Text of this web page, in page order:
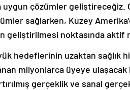
uygun çözümler geliştireceğiz.
sağlarken, Kuzey
geliştirilmesi noktasında aktif
hedeflerinin uzaktan sağlık
milyonlarca üyeye
gerçeklik ve sanal